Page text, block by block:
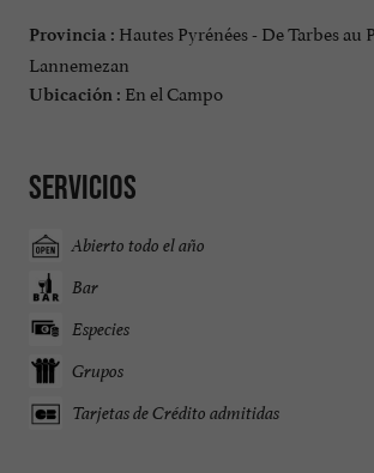
Provincia : Hautes Pyrénées - De Tarbes au
Lannemezan
Ubicación : En el Campo
Servicios
Abierto todo el año
Bar
Especies
Grupos
Tarjetas de Crédito admitidas